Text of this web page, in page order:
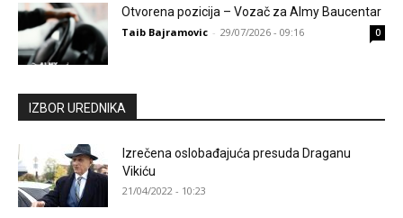
Otvorena pozicija – Vozač za Almy Baucentar
Taib Bajramovic - 29/07/2026 - 09:16 0
IZBOR UREDNIKA
Izrečena oslobađajuća presuda Draganu
Vikiću
21/04/2022 - 10:23